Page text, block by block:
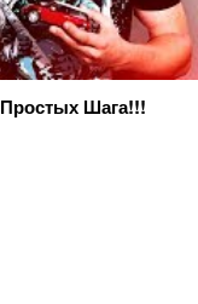
Шага!!!